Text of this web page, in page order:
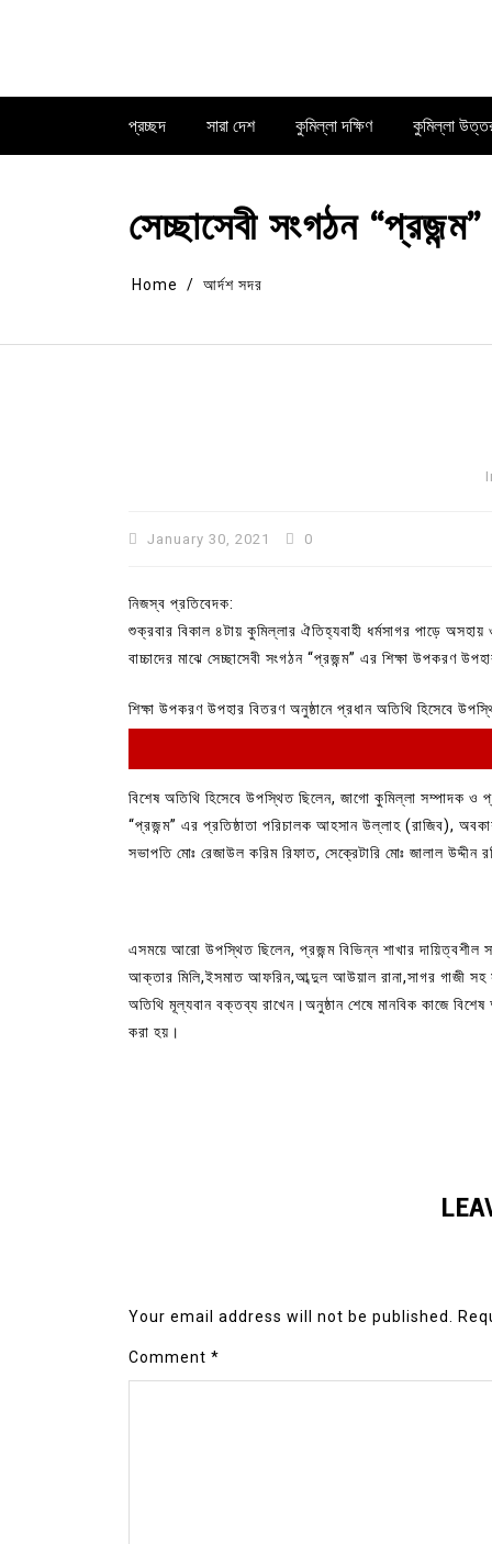
প্রচ্ছদ সারা দেশ কুমিল্লা দক্ষিণ কুমিল্লা
সেচ্ছাসেবী সংগঠন
Home আর্দশ সদর
January 30, 2021 0
নিজস্ব প্রতিবেদক:
শুক্রবার বিকাল ৪টায় কুমিল্লার ঐতিহ্যবাহী ধর্মসাগর পাড়ে
বাচ্চাদের মাঝে সেচ্ছাসেবী সংগঠন “প্রজন্ম” এর শিক্ষা উপকরণ
শিক্ষা উপকরণ উপহার বিতরণ অনুষ্ঠানে প্রধান অতিথি হিসেবে
বিশেষ অতিথি হিসেবে উপস্থিত ছিলেন, জাগো কুমিল্লা সম্পাদক
“প্রজন্ম” এর প্রতিষ্ঠাতা পরিচালক আহসান উল্লাহ (রাজিব),
সভাপতি মোঃ রেজাউল করিম রিফাত, সেক্রেটারি মোঃ জালাল উদ্দীন
এসময়ে আরো উপস্থিত ছিলেন, প্রজন্ম বিভিন্ন শাখার দায়িত্বশীল
আক্তার মিলি,ইসমাত আফরিন,আব্দুল আউয়াল রানা,সাগর গাজী সহ
অতিথি মূল্যবান বক্তব্য রাখেন।অনুষ্ঠান শেষে মানবিক কাজে
করা হয়।
Your email address will not be published.
Comment *
In Uncategorized
কুমিল্লা প্রেস ক্লাবের নির্বাচন